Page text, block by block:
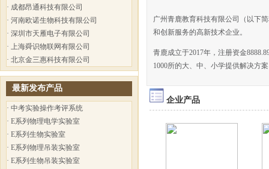
· 成都昂通科技有限公司
· 河南欧诺生物科技有限公司
· 深圳市天雁电子有限公司
· 上海舜识物联网有限公司
· 北京金三惠科技有限公司
最新发布产品
· 中考实验操作考评系统
· E系列物理电学实验室
· E系列生物实验室
· E系列物理吊装实验室
· E系列生物吊装实验室
广州青鹿教育科技有限公司（以下
和创新服务的高新技术企业。
青鹿成立于2017年，注册资金
1000所的大、中、小学提供解决方
企业产品